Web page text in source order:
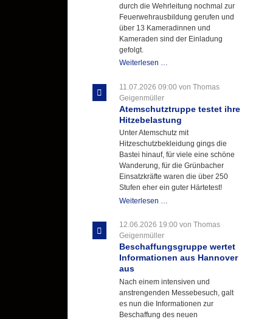
durch die Wehrleitung nochmal zur
Feuerwehrausbildung gerufen und
über 13 Kameradinnen und
Kameraden sind der Einladung
gefolgt.
Weiterlesen …
für
Kirmes
mit
zukunftsweisender
Einlage
11.07.2026 09:00 von Thomas
Geigenmüller
Atemschutztruppe testet ihre
Hitzebelastung
Unter Atemschutz mit
Hitzeschutzbekleidung gings die
Bastei hinauf, für viele eine schöne
Wanderung, für die Grünbacher
Einsatzkräfte waren die über 250
Stufen eher ein guter Härtetest!
Weiterlesen …
ihre
12.06.2026 19:00 von Thomas
Geigenmüller
Beschaffungsgruppe wertet
Informationen aus Hannover
aus
Nach einem intensiven und
anstrengenden Messebesuch, galt
es nun die Informationen zur
Beschaffung des neuen